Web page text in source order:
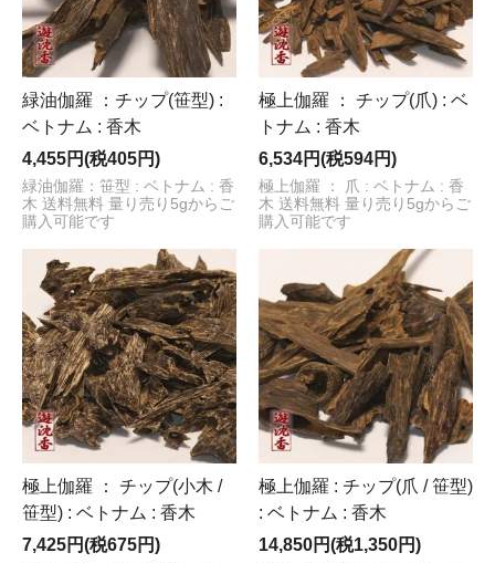
緑油伽羅 ：チップ(笹型) :
ベトナム : 香木
4,455円(税405円)
緑油伽羅：笹型 : ベトナム : 香
木 送料無料 量り売り5gからご
購入可能です
極上伽羅 ： チップ(爪) : ベ
トナム : 香木
6,534円(税594円)
極上伽羅 ： 爪 : ベトナム : 香
木 送料無料 量り売り5gからご
購入可能です
極上伽羅 ： チップ(小木 /
笹型) : ベトナム : 香木
7,425円(税675円)
極上伽羅 : チップ(爪 / 笹型)
: ベトナム : 香木
14,850円(税1,350円)